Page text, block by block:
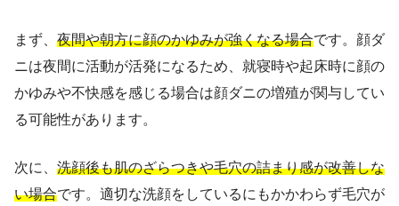
まず、 夜間や朝方に顔のかゆみが強くなる場合です。顔ダ
ニは夜間に活動が活発になるため、就寝時や起床時に顔の
かゆみや不快感を感じる場合は顔ダニの増殖が関与してい
る可能性があります。
次に、 洗顔後も肌のざらつきや毛穴の詰まり感が改善しな
い場合です。適切な洗顔をしているにもかかわらず毛穴が